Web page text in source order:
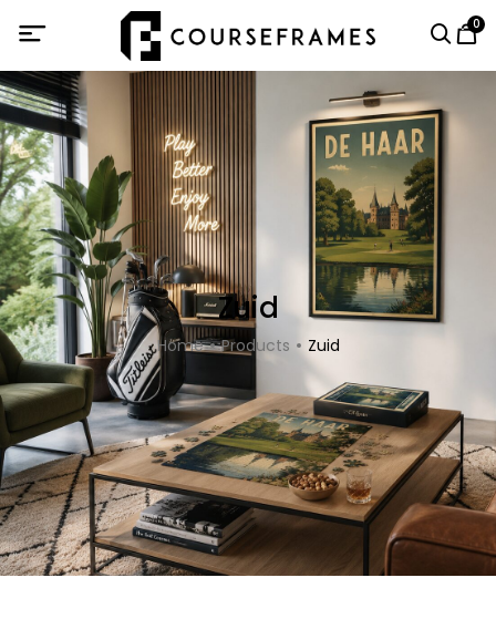
0
Zuid
Home Products Zuid